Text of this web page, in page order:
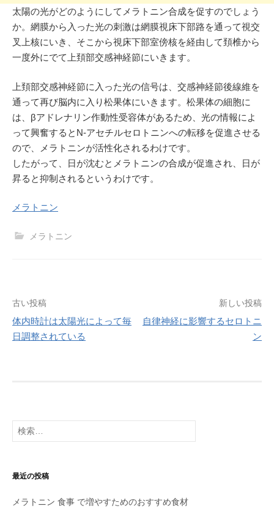
太陽の光がどのようにしてメラトニン合成を促すのでしょう
か。網膜から入った光の刺激は網膜視床下部路を通って視交
叉上核にいき、そこから視床下部室傍核を経由して頚椎から
一度外にでて上頚部交感神経節にいきます。
上頚部交感神経節に入った光の信号は、交感神経節後線維を
通って再び脳内に入り松果体にいきます。松果体の細胞に
は、βアドレナリン作動性受容体があるため、光の情報によ
って興奮するとN-アセチルセロトニンへの転移を促進させる
ので、メラトニンが活性化されるわけです。
したがって、日が沈むとメラトニンの合成が促進され、日が
昇ると抑制されるというわけです。
メラトニン
メラトニン
投
稿
ー
シ
ン
古い投稿
体内時計は太陽光によって毎
日調整されている
新しい投稿
自律神経に影響するセロトニ
ン
検
索:
最近の投稿
メラトニン 食事 で増やすためのおすすめ食材